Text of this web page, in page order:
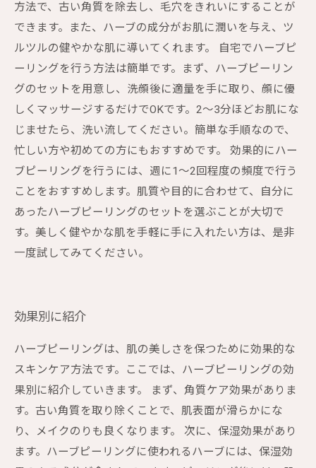
方法で、古い角質を除去し、毛穴をきれいにすることが
できます。また、ハーブの成分がお肌に潤いを与え、ツ
ルツルの健やかな肌に導いてくれます。 自宅でハーブピ
ーリングを行う方法は簡単です。まず、ハーブピーリン
グのセットを用意し、洗顔後に適量を手に取り、顔に優
しくマッサージするだけでOKです。2～3分ほどお肌にな
じませたら、洗い流してください。簡単な手順なので、
忙しい方や初めての方にもおすすめです。 効果的にハー
ブピーリングを行うには、週に1～2回程度の頻度で行う
ことをおすすめします。肌質や目的に合わせて、自分に
あったハーブピーリングのセットを選ぶことが大切で
す。美しく健やかな肌を手軽に手に入れたい方は、是非
一度試してみてください。
効果別に紹介
ハーブピーリングは、肌の美しさを保つために効果的な
スキンケア方法です。ここでは、ハーブピーリングの効
果別に紹介していきます。 まず、角質ケア効果がありま
す。古い角質を取り除くことで、肌表面が滑らかにな
り、メイクのりも良くなります。 次に、保湿効果があり
ます。ハーブピーリングに使われるハーブには、保湿効